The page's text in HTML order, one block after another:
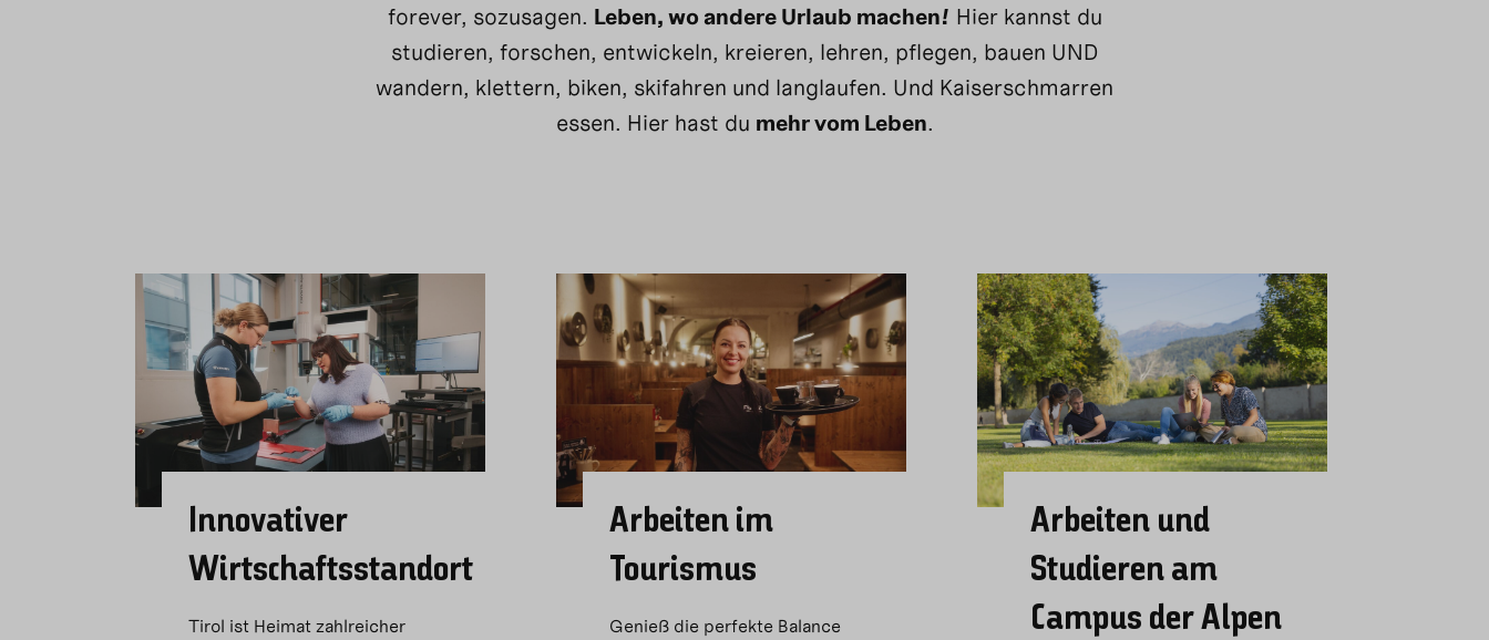
forever, sozusagen. Leben, wo andere Urlaub machen! Hier kannst du
studieren, forschen, entwickeln, kreieren, lehren, pflegen, bauen UND
wandern, klettern, biken, skifahren und langlaufen. Und Kaiserschmarren
essen. Hier hast du mehr vom Leben.
Innovativer
Wirtschaftsstandort
Tirol ist Heimat zahlreicher
Arbeiten im
Tourismus
Genieß die perfekte Balance
Arbeiten und
Studieren am
Campus der Alpen